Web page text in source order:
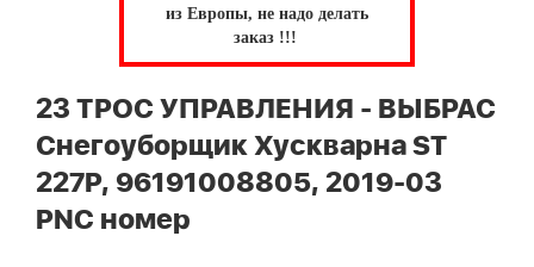
из Европы, не надо делать
заказ !!!
23 ТРОС УПРАВЛЕНИЯ - ВЫБРАС
Снегоуборщик Хускварна ST
227P, 96191008805, 2019-03
PNC номер